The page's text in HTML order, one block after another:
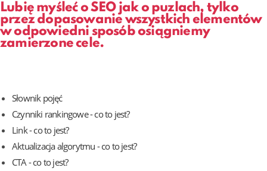
Lubię myśleć o SEO jak o puzlach, tylko
przez dopasowanie wszystkich elementów
w odpowiedni sposób osiągniemy
zamierzone cele.
Słownik pojęć
Czynniki rankingowe - co to jest?
Link - co to jest?
Aktualizacja algorytmu - co to jest?
CTA - co to jest?